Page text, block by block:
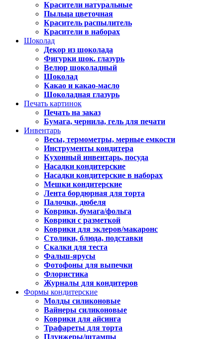
Красители натуральные
Пыльца цветочная
Краситель распылитель
Красители в наборах
Шоколад
Декор из шоколада
Фигурки шок. глазурь
Велюр шоколадный
Шоколад
Какао и какао-масло
Шоколадная глазурь
Печать картинок
Печать на заказ
Бумага, чернила, гель для печати
Инвентарь
Весы, термометры, мерные емкости
Инструменты кондитера
Кухонный инвентарь, посуда
Насадки кондитерские
Насадки кондитерские в наборах
Мешки кондитерские
Лента бордюрная для торта
Палочки, дюбеля
Коврики, бумага/фольга
Коврики с разметкой
Коврики для эклеров/макаронс
Столики, блюда, подставки
Скалки для теста
Фальш-ярусы
Фотофоны для выпечки
Флористика
Журналы для кондитеров
Формы кондитерские
Молды силиконовые
Вайнеры силиконовые
Коврики для айсинга
Трафареты для торта
Плунжеры/штампы